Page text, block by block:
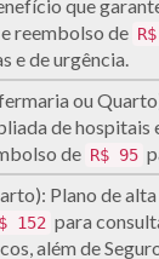
que
reembolso de
e de urgência.
ou
de hospitais
de R$ 95
Plano de
152 para
além de